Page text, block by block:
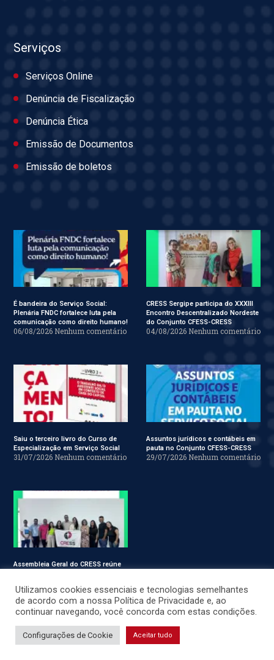
Serviços
Serviços Online
Denúncia de Fiscalização
Denúncia Ética
Emissão de Documentos
Emissão de boletos
É bandeira do Serviço Social:
Plenária FNDC fortalece luta pela
comunicação como direito humano!
06/08/2026 Nenhum comentário
CRESS Sergipe participa do XXXIII
Encontro Descentralizado Nordeste
do Conjunto CFESS-CRESS
04/08/2026 Nenhum comentário
Saiu o terceiro livro do Curso de
Especialização em Serviço Social
31/07/2026 Nenhum comentário
Assuntos jurídicos e contábeis em
pauta no Conjunto CFESS-CRESS
29/07/2026 Nenhum comentário
Assembleia Geral do CRESS reúne
© CRESS-SE 2022. Todos os Direitos Reservados.
Desenvolvido porJSWEBMIDIA
Utilizamos cookies essenciais e tecnologias semelhantes
de acordo com a nossa Política de Privacidade e, ao
continuar navegando, você concorda com estas condições.
Configurações de Cookie Aceitar tudo